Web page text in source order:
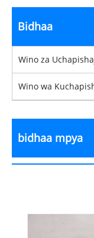
Bidhaa
Wino za
Wino wa
bidhaa mpya